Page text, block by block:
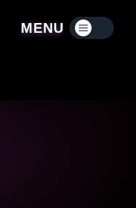
MENU
Menú contraído